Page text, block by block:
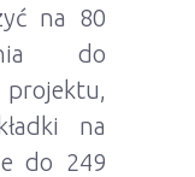
na 80
do
na
do 249